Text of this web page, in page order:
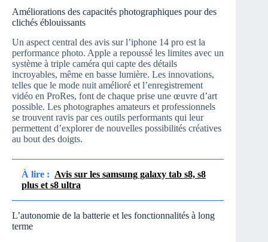
Améliorations des capacités photographiques pour des
clichés éblouissants
Un aspect central des avis sur l’iphone 14 pro est la
performance photo. Apple a repoussé les limites avec un
système à triple caméra qui capte des détails
incroyables, même en basse lumière. Les innovations,
telles que le mode nuit amélioré et l’enregistrement
vidéo en ProRes, font de chaque prise une œuvre d’art
possible. Les photographes amateurs et professionnels
se trouvent ravis par ces outils performants qui leur
permettent d’explorer de nouvelles possibilités créatives
au bout des doigts.
À lire : Avis sur les samsung galaxy tab s8, s8
plus et s8 ultra
L’autonomie de la batterie et les fonctionnalités à long
terme